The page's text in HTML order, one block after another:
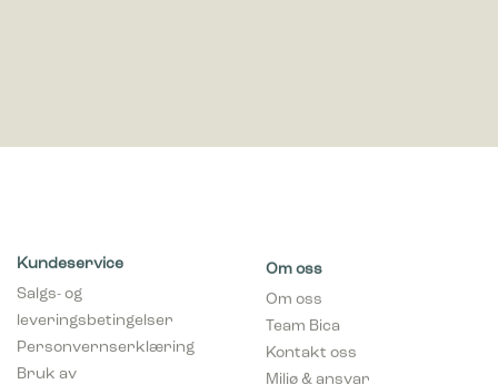
Kundeservice
Salgs- og
leveringsbetingelser
Personvernserklæring
Bruk av
Om oss
Om oss
Team Bica
Kontakt oss
Miljø & ansvar